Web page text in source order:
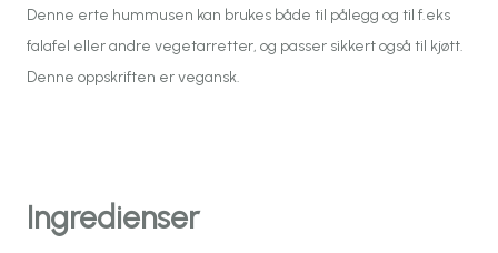
Denne erte hummusen kan brukes både til pålegg og til f.eks
falafel eller andre vegetarretter, og passer sikkert også til kjøtt.
Denne oppskriften er vegansk.
Ingredienser